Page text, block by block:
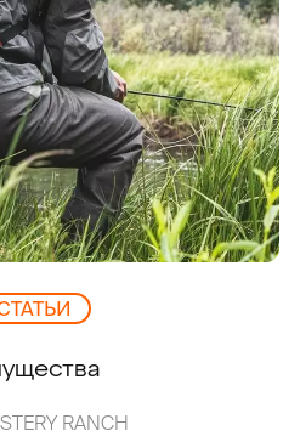
RANCH